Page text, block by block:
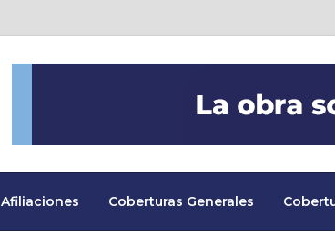
Afiliaciones Coberturas Generales